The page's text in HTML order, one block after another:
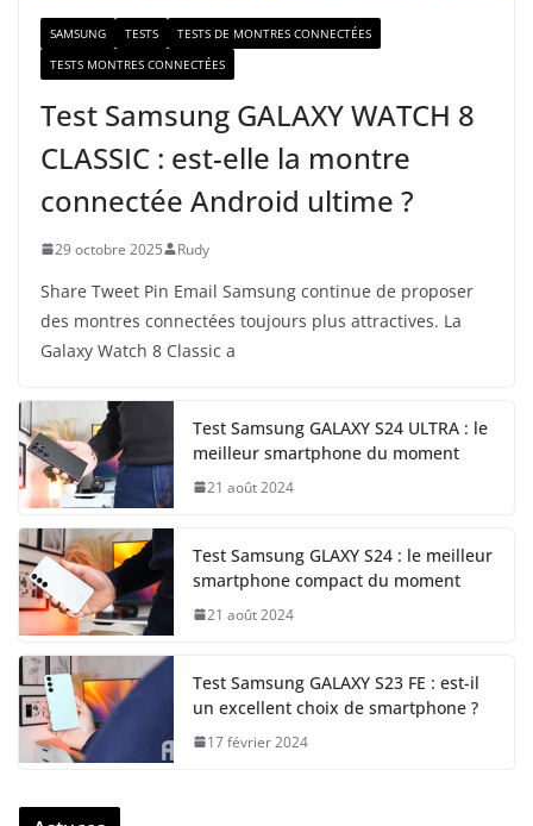
SAMSUNG TESTS
TESTS DE MONTRES CONNECTÉES
TESTS MONTRES CONNECTÉES
Test Samsung GALAXY WATCH 8
CLASSIC : est-elle la montre
connectée Android ultime ?
29 octobre 2025 Rudy
Share Tweet Pin Email Samsung continue de proposer
des montres connectées toujours plus attractives. La
Galaxy Watch 8 Classic a
Test Samsung GALAXY S24 ULTRA : le
meilleur smartphone du moment
21 août 2024
Test Samsung GLAXY S24 : le meilleur
smartphone compact du moment
21 août 2024
Test Samsung GALAXY S23 FE : est-il
un excellent choix de smartphone ?
17 février 2024